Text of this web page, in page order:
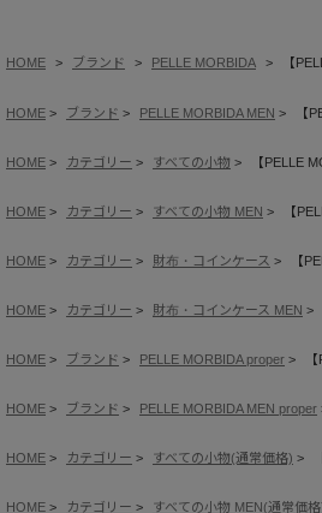
HOME ブランド PELLE MORBIDA 【
HOME ブランド PELLE MORBIDA MEN 【
HOME カテゴリー すべての小物 【PELLE
HOME カテゴリー すべての小物 MEN 【
HOME カテゴリー 財布・コインケース 【
HOME カテゴリー 財布・コインケース MEN
HOME ブランド PELLE MORBIDA proper
HOME ブランド PELLE MORBIDA MEN proper
HOME カテゴリー すべての小物(通常価格)
HOME カテゴリー すべての小物 MEN(通常価格